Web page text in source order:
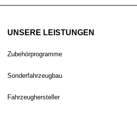
UNSERE LEISTUNGEN
Zubehörprogramme
Sonderfahrzeugbau
Fahrzeughersteller